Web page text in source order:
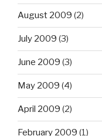
August 2009 (2)
July 2009 (3)
June 2009 (3)
May 2009 (4)
April 2009 (2)
February 2009 (1)